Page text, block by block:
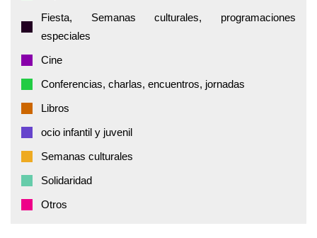
Fiesta, Semanas culturales, programaciones
especiales
Cine
Conferencias, charlas, encuentros, jornadas
Libros
ocio infantil y juvenil
Semanas culturales
Solidaridad
Otros